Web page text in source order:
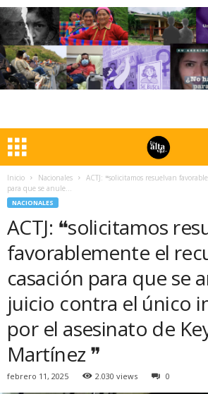
Inicio Nacionales
ACTJ: ❝solicitamos resuelvan
para que se anule...
NACIONALES
ACTJ: ❝solicitamos
favorablemente el
casación para que se
juicio contra el único
por el asesinato de
Martínez ❞
febrero 11, 2025 2.030 views 0